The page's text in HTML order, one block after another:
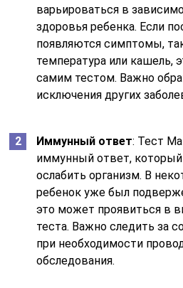
варьироваться в
здоровья ребенка. Если
появляются симптомы,
температура или кашель,
самим тестом. Важно
исключения других
Иммунный ответ: Тест
иммунный ответ,
ослабить организм. В
ребенок уже был
это может проявиться в
теста. Важно следить за
при необходимости
обследования.